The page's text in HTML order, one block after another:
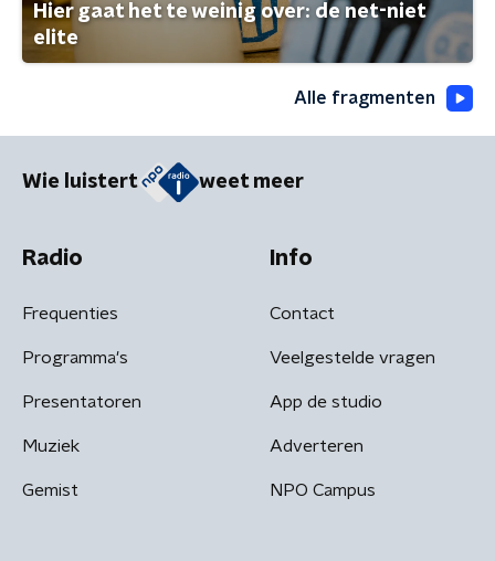
Hier gaat het te weinig over: de net-niet
elite
Alle fragmenten
Wie luistert weet meer
Radio
Frequenties
Programma's
Presentatoren
Muziek
Gemist
Info
Contact
Veelgestelde vragen
App de studio
Adverteren
NPO Campus